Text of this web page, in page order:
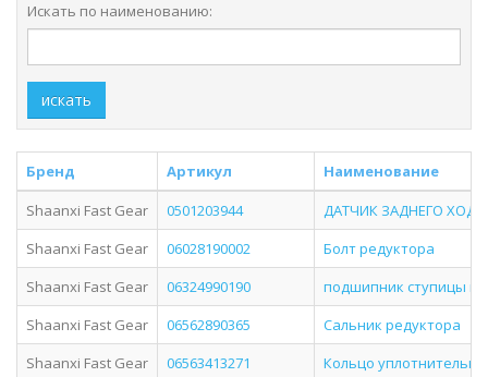
Искать по наименованию:
искать
Бренд Артикул
Наименование
Shaanxi Fast Gear
0501203944
ДАТЧИК ЗАДНЕГО ХОДА
Shaanxi Fast Gear
06028190002
Болт редуктора
Shaanxi Fast Gear
06324990190
подшипник ступицы
Shaanxi Fast Gear
06562890365
Сальник редуктора
Shaanxi Fast Gear
06563413271
Кольцо